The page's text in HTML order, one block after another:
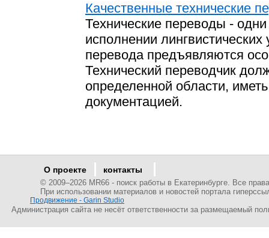
Качественные технические
Технические переводы -
исполнении лингвистических
перевода предъявляются
Технический переводчик
определенной области,
документацией.
О проекте контакты
© 2009–2026 MR66 - поиск работы в Екатеринбурге. Все
При использовании материалов и новостей портала
Продвижение - Garin Studio
Администрация сайта не несёт ответственности за размещаемый